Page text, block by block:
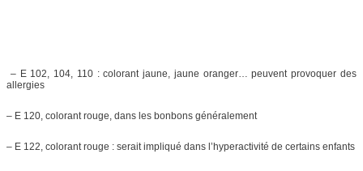
– E 102, 104, 110 : colorant jaune, jaune oranger… peuvent provoquer des
allergies
– E 120, colorant rouge, dans les bonbons généralement
– E 122, colorant rouge : serait impliqué dans l’hyperactivité de certains enfants